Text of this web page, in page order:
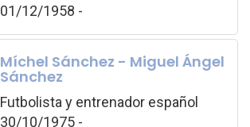
01/12/1958 -
Míchel Sánchez - Miguel Ángel
Sánchez
Futbolista y entrenador español
30/10/1975 -